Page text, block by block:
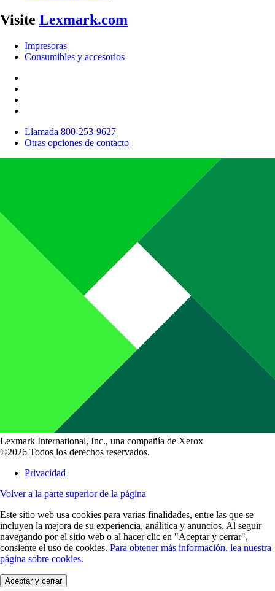
Visite Lexmark.com
Impresoras
Consumibles y accesorios
Llamada 800-253-9627
Otras opciones de contacto
Lexmark International, Inc., una compañía de Xerox
©2026 Todos los derechos reservados.
Privacidad
Volver a la parte superior de la página
Este sitio web usa cookies para varias finalidades, entre las que se
incluyen la mejora de su experiencia, análitica y anuncios. Al seguir
navegando por el sitio web o al hacer clic en "Aceptar y cerrar",
consiente el uso de cookies. Para obtener más información, lea nuestra
página sobre cookies.
Aceptar y cerrar